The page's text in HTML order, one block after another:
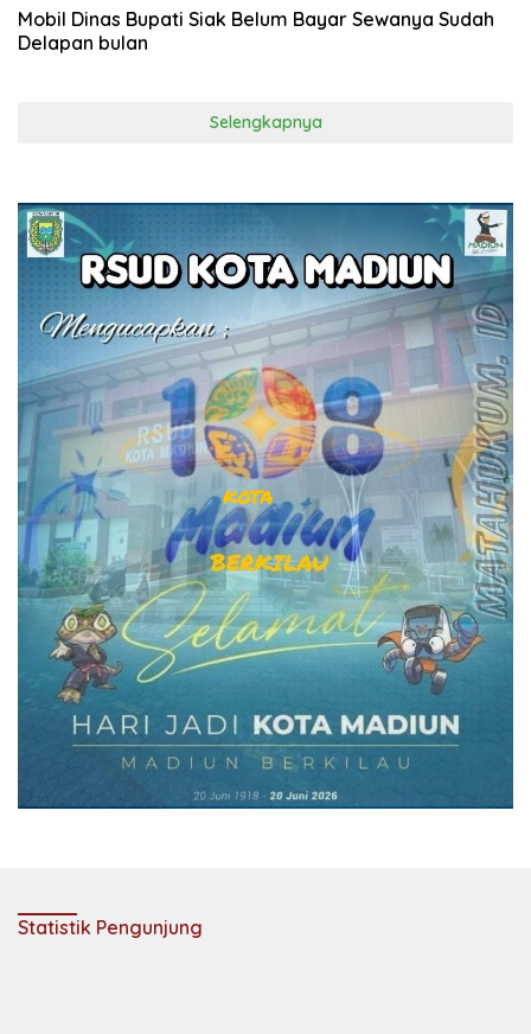
Mobil Dinas Bupati Siak Belum Bayar Sewanya Sudah
Delapan bulan
Selengkapnya
Statistik Pengunjung